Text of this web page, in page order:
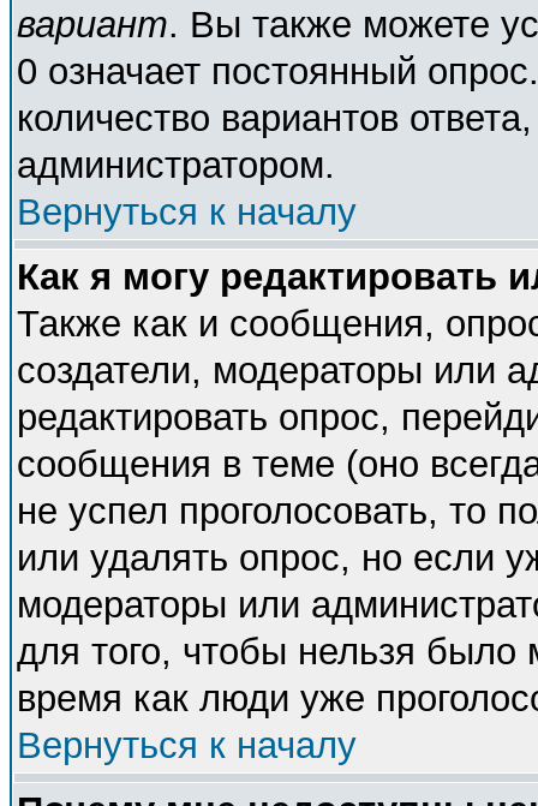
вариант. Вы также можете
0 означает постоянный
количество вариантов
администратором.
Вернуться к началу
Как я могу редактировать
Также как и сообщения,
создатели, модераторы или
редактировать опрос,
сообщения в теме (оно
не успел проголосовать, то
или удалять опрос, но если
модераторы или
для того, чтобы нельзя было
время как люди уже
Вернуться к началу